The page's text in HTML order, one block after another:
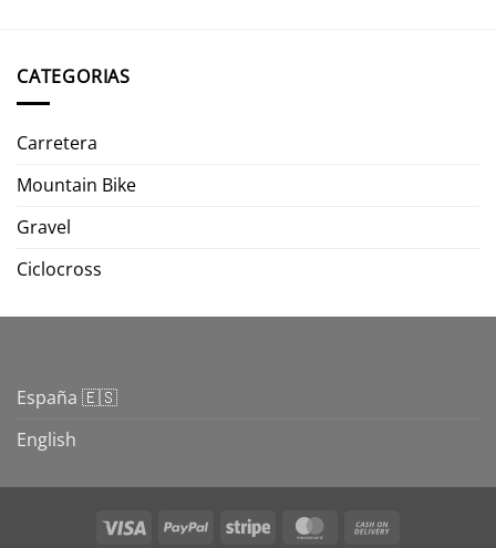
CATEGORIAS
Carretera
Mountain Bike
Gravel
Ciclocross
España 🇪🇸
English
Visa PayPal Stripe MasterCard